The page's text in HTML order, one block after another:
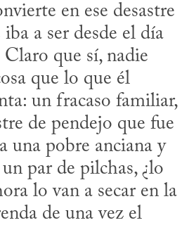
en ese desastre
a ser desde el día
Claro que sí, nadie
que lo que él
un fracaso familiar,
de pendejo que fue
una pobre anciana y
par de pilchas, ¿lo
lo van a secar en la
de una vez el